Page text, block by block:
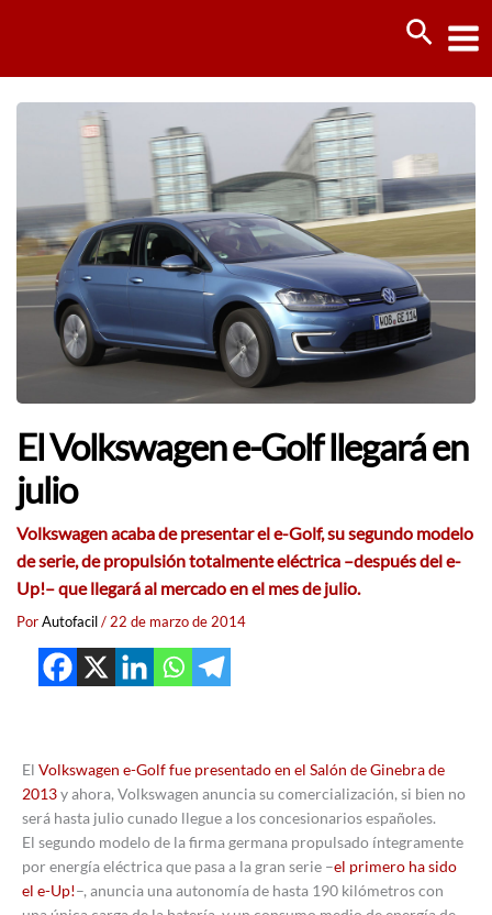
El Volkswagen e-Golf llegará en
julio
Volkswagen acaba de presentar el e-Golf, su segundo modelo
de serie, de propulsión totalmente eléctrica –después del e-
Up!– que llegará al mercado en el mes de julio.
PorAutofacil/22 de marzo de 2014
El Volkswagen e-Golf fue presentado en el Salón de Ginebra de
2013y ahora, Volkswagen anuncia su comercialización, si bien no
será hasta julio cunado llegue a los concesionarios españoles.
El segundo modelo de la firma germana propulsado íntegramente
por energía eléctrica que pasa a la gran serie –el primero ha sido
el e-Up!–, anuncia una autonomía de hasta 190 kilómetros con